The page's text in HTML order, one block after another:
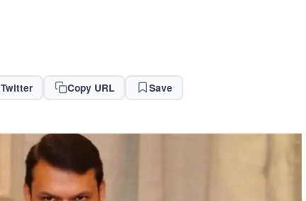
Twitter Copy URL Save